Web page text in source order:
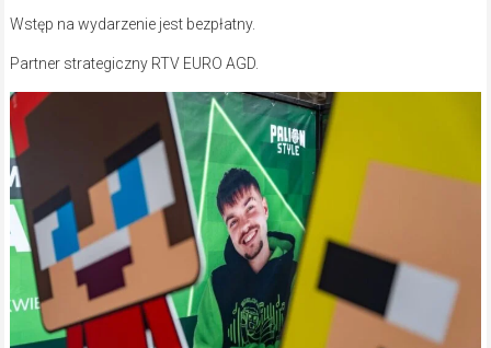
Wstęp na wydarzenie jest bezpłatny.
Partner strategiczny RTV EURO AGD.